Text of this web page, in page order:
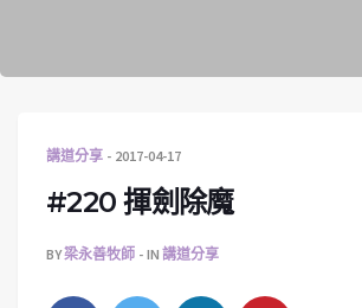
講道分享 2017-04-17
#220 揮劍除魔
BY梁永善牧師 IN 講道分享